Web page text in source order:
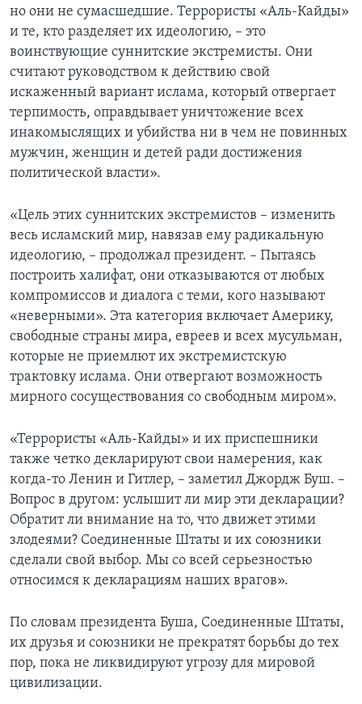
Learning English
СОЦИАЛЬНЫЕ СЕТИ
Языки
но они не сумасшедшие. Террористы «Аль-Кайды»
и те, кто разделяет их идеологию, – это
воинствующие суннитские экстремисты. Они
считают руководством к действию свой
искаженный вариант ислама, который отвергает
терпимость, оправдывает уничтожение всех
инакомыслящих и убийства ни в чем не повинных
мужчин, женщин и детей ради достижения
политической власти».
«Цель этих суннитских экстремистов – изменить
весь исламский мир, навязав ему радикальную
идеологию, – продолжал президент. – Пытаясь
построить халифат, они отказываются от любых
компромиссов и диалога с теми, кого называют
«неверными». Эта категория включает Америку,
свободные страны мира, евреев и всех мусульман,
которые не приемлют их экстремистскую
трактовку ислама. Они отвергают возможность
мирного сосуществования со свободным миром».
«Террористы «Аль-Кайды» и их приспешники
также четко декларируют свои намерения, как
когда-то Ленин и Гитлер, – заметил Джордж Буш. –
Вопрос в другом: услышит ли мир эти декларации?
Обратит ли внимание на то, что движет этими
злодеями? Соединенные Штаты и их союзники
сделали свой выбор. Мы со всей серьезностью
относимся к декларациям наших врагов».
По словам президента Буша, Соединенные Штаты,
их друзья и союзники не прекратят борьбы до тех
пор, пока не ликвидируют угрозу для мировой
цивилизации.